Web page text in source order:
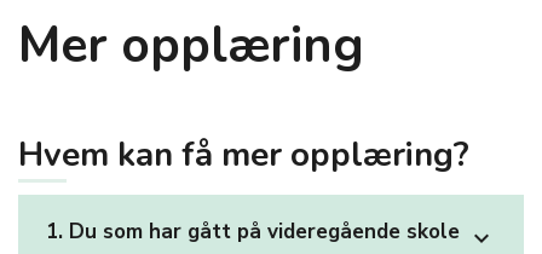
Mer opplæring
Hvem kan få mer opplæring?
1. Du som har gått på videregående skole expand_more